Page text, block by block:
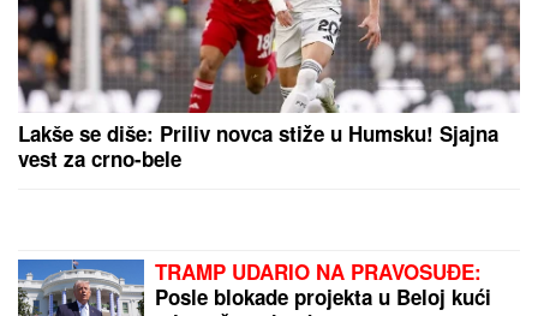
Lakše se diše: Priliv novca stiže u Humsku! Sjajna
vest za crno-bele
TRAMP UDARIO NA PRAVOSUĐE:
Posle blokade projekta u Beloj kući